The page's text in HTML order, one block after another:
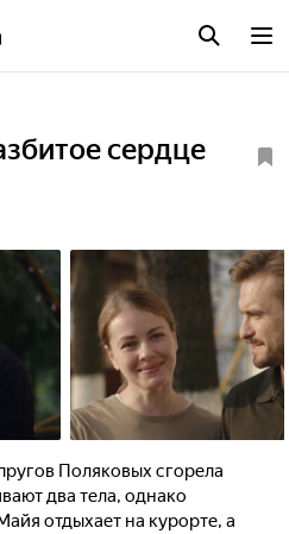
сердце
Поляковых сгорела
два тела, однако
отдыхает на курорте, а